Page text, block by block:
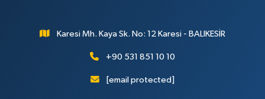
Karesi Mh. Kaya Sk. No: 12 Karesi - BALIKESİR
+90 531 851 10 10
[email protected]